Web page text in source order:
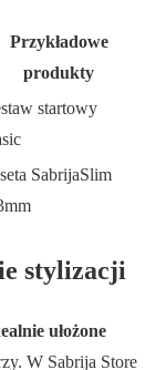
Przykładowe
produkty
startowy
SabrijaSlim
stylizacji
ułożone
W Sabrija Store